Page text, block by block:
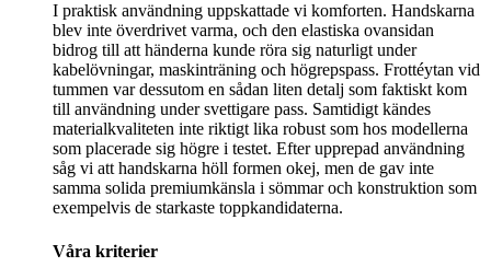
I praktisk användning uppskattade vi komforten. Handskarna
blev inte överdrivet varma, och den elastiska ovansidan
bidrog till att händerna kunde röra sig naturligt under
kabelövningar, maskinträning och högrepspass. Frottéytan vid
tummen var dessutom en sådan liten detalj som faktiskt kom
till användning under svettigare pass. Samtidigt kändes
materialkvaliteten inte riktigt lika robust som hos modellerna
som placerade sig högre i testet. Efter upprepad användning
såg vi att handskarna höll formen okej, men de gav inte
samma solida premiumkänsla i sömmar och konstruktion som
exempelvis de starkaste toppkandidaterna.
Våra kriterier